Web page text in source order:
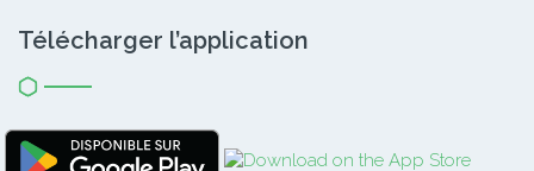
Télécharger l’application